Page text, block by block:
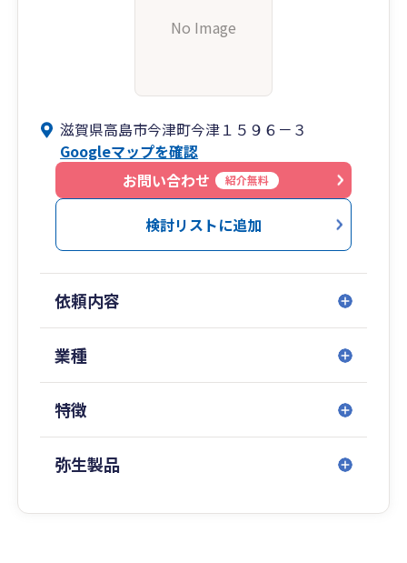
No Image
滋賀県高島市今津町今津１５９６－３
Googleマップを確認
お問い合わせ
紹介無料
検討リストに追加
依頼内容
業種
特徴
弥生製品